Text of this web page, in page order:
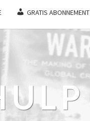
GRATIS ABONNEMENT